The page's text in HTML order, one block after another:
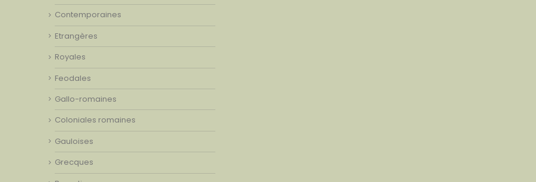
Contemporaines
Etrangères
Royales
Feodales
Gallo-romaines
Coloniales romaines
Gauloises
Grecques